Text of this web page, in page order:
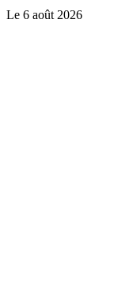
Le 6 août 2026